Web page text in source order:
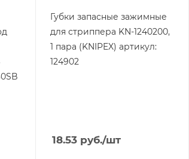
Губки запасные зажимные
для стриппера KN-1240200,
1 пара (KNIPEX) артикул:
124902
18.53руб./шт